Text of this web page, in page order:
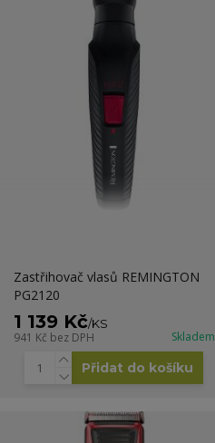
Zastřihovač vlasů REMINGTON
PG2120
1 139 Kč/KS
941 Kč bez DPH Skladem
Přidat do košíku